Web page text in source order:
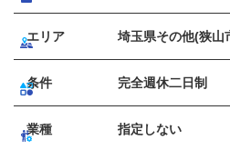
エリア 埼玉県その他(狭山
条件 完全週休二日制
業種 指定しない